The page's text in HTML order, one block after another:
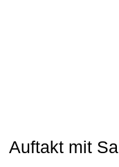
Auftakt mit